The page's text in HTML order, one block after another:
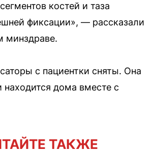
костей и таза
фиксации», — рассказали
минздраве.
с пациентки сняты. Она
дома вместе с
ТАКЖЕ